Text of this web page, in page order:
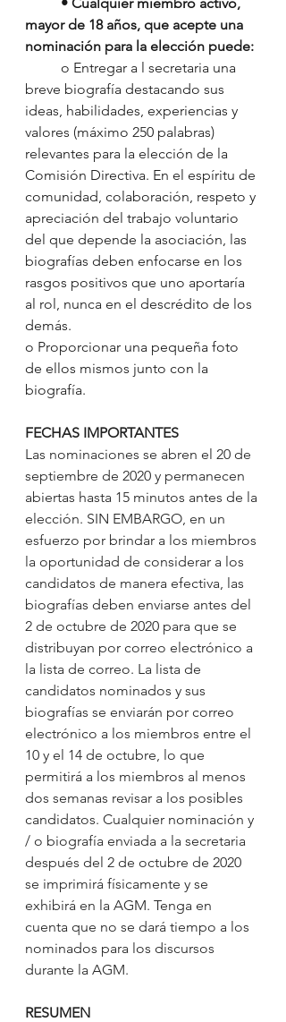
mayor de 18 años, que acepte una
nominación para la elección puede:
breve biografía destacando sus
ideas, habilidades, experiencias y
valores (máximo 250 palabras)
relevantes para la elección de la
Comisión Directiva. En el espíritu de
comunidad, colaboración, respeto y
apreciación del trabajo voluntario
del que depende la asociación, las
biografías deben enfocarse en los
rasgos positivos que uno aportaría
al rol, nunca en el descrédito de los
demás.
o Proporcionar una pequeña foto
de ellos mismos junto con la
biografía.
FECHAS IMPORTANTES
Las nominaciones se abren el 20 de
septiembre de 2020 y permanecen
abiertas hasta 15 minutos antes de la
elección. SIN EMBARGO, en un
esfuerzo por brindar a los miembros
la oportunidad de considerar a los
candidatos de manera efectiva, las
biografías deben enviarse antes del
2 de octubre de 2020 para que se
distribuyan por correo electrónico a
la lista de correo. La lista de
candidatos nominados y sus
biografías se enviarán por correo
electrónico a los miembros entre el
10 y el 14 de octubre, lo que
permitirá a los miembros al menos
dos semanas revisar a los posibles
candidatos. Cualquier nominación y
/ o biografía enviada a la secretaria
después del 2 de octubre de 2020
se imprimirá físicamente y se
exhibirá en la AGM. Tenga en
cuenta que no se dará tiempo a los
nominados para los discursos
durante la AGM.
RESUMEN